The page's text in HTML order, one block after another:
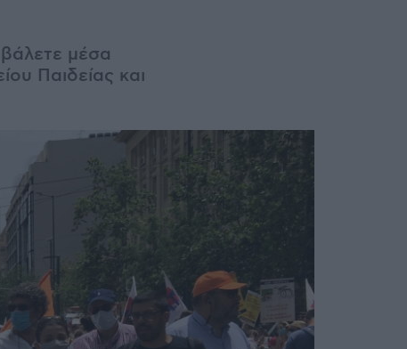
βάλετε μέσα
Παιδείας και